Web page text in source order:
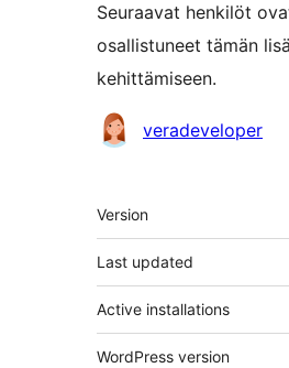
Seuraavat henkilöt
osallistuneet tämän
kehittämiseen.
Avustajatveradeveloper
Metatiedot
Version
Last updated
Active installations
WordPress version